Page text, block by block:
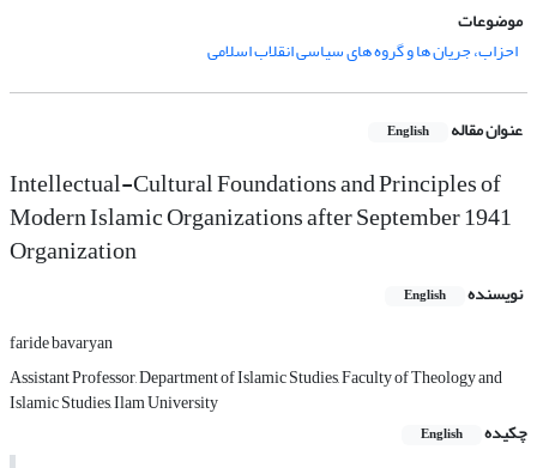
موضوعات
احزاب، جریان ها و گروه های سیاسی انقلاب اسلامی
عنوان مقاله English
Intellectual-Cultural Foundations and Principles of
Modern Islamic Organizations after September 1941
Organization
نویسنده English
faride bavaryan
Assistant Professor, Department of Islamic Studies, Faculty of Theology and
Islamic Studies, Ilam University
چکیده
English